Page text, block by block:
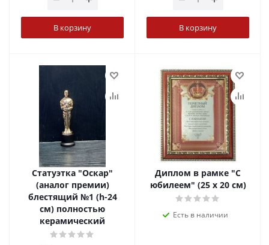
В корзину В корзину
Статуэтка "Оскар"
(аналог премии)
блестящий №1 (h-24
см) полностью
керамический
Диплом в рамке "С
юбилеем" (25 х 20 см)
Есть в наличии